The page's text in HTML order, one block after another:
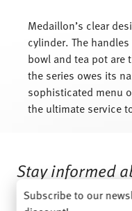
Medaillon’s clear
cylinder. The
bowl and tea pot are
the series owes its
sophisticated menu
the ultimate service
Stay informed
special offers.
Subscribe to our